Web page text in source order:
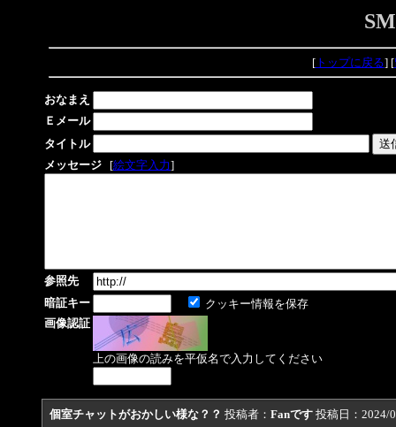
[トップに戻る] [
おなまえ
Ｅメール
タイトル
メッセージ
[絵文字入力]
参照先
暗証キー
クッキー情報を保存
画像認証
上の画像の読みを平仮名で入力してください
個室チャットがおかしい様な？？ 投稿者： Fanです 投稿日：2024/